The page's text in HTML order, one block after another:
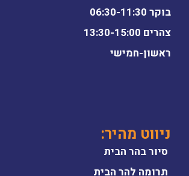
בוקר 06:30-11:30
צהרים 13:30-15:00
ראשון-חמישי
ניווט מהיר:
סיור בהר הבית
תרומה להר הבית